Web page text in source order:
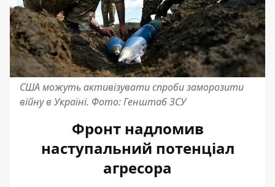
США можуть активізувати спроби заморозити
війну в Україні. Фото: Генштаб ЗСУ
Фронт надломив
наступальний потенціал
агресора